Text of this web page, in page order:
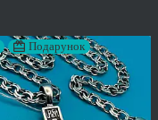
Подарунок